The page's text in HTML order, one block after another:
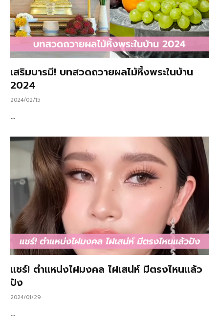
เสริมบารมี! บทสวดถวายผลไม้หิ้งพระในบ้าน
2024
2024/02/15
…
แชร์! ตำแหน่งไฝมงคล ไฝเสน่ห์ มีตรงไหนแล้ว
ปัง
2024/01/29
…